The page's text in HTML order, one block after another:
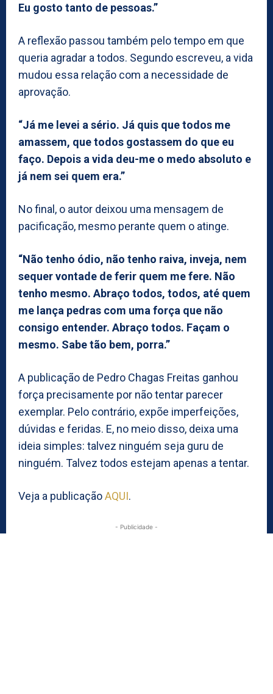
Eu gosto tanto de pessoas.”
A reflexão passou também pelo tempo em que
queria agradar a todos. Segundo escreveu, a vida
mudou essa relação com a necessidade de
aprovação.
“Já me levei a sério. Já quis que todos me
amassem, que todos gostassem do que eu
faço. Depois a vida deu-me o medo absoluto e
já nem sei quem era.”
No final, o autor deixou uma mensagem de
pacificação, mesmo perante quem o atinge.
“Não tenho ódio, não tenho raiva, inveja, nem
sequer vontade de ferir quem me fere. Não
tenho mesmo. Abraço todos, todos, até quem
me lança pedras com uma força que não
consigo entender. Abraço todos. Façam o
mesmo. Sabe tão bem, porra.”
A publicação de Pedro Chagas Freitas ganhou
força precisamente por não tentar parecer
exemplar. Pelo contrário, expõe imperfeições,
dúvidas e feridas. E, no meio disso, deixa uma
ideia simples: talvez ninguém seja guru de
ninguém. Talvez todos estejam apenas a tentar.
Veja a publicaçãoAQUI.
- Publicidade -